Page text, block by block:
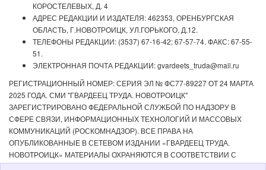
КОРОСТЕЛЕВЫХ, Д. 4
АДРЕС РЕДАКЦИИ И ИЗДАТЕЛЯ: 462353, ОРЕНБУРГСКАЯ
ОБЛАСТЬ, Г.НОВОТРОИЦК, УЛ.ГОРЬКОГО, Д.12.
ТЕЛЕФОНЫ РЕДАКЦИИ: (3537) 67-16-42; 67-57-74. ФАКС: 67-55-
51.
ЭЛЕКТРОННАЯ ПОЧТА РЕДАКЦИИ: gvardeets_truda@mail.ru
РЕГИСТРАЦИОННЫЙ НОМЕР: СЕРИЯ ЭЛ № ФС77-89227 ОТ 24 МАРТА
2025 ГОДА. СМИ "ГВАРДЕЕЦ ТРУДА. НОВОТРОИЦК"
ЗАРЕГИСТРИРОВАНО ФЕДЕРАЛЬНОЙ СЛУЖБОЙ ПО НАДЗОРУ В
СФЕРЕ СВЯЗИ, ИНФОРМАЦИОННЫХ ТЕХНОЛОГИЙ И МАССОВЫХ
КОММУНИКАЦИЙ (РОСКОМНАДЗОР). ВСЕ ПРАВА НА
ОПУБЛИКОВАННЫЕ В СЕТЕВОМ ИЗДАНИИ «ГВАРДЕЕЦ ТРУДА.
НОВОТРОИЦК» МАТЕРИАЛЫ ОХРАНЯЮТСЯ В СООТВЕТСТВИИ С
ЗАКОНОДАТЕЛЬСТВОМ РФ. ЛЮБОЕ ИСПОЛЬЗОВАНИЕ МАТЕРИАЛОВ